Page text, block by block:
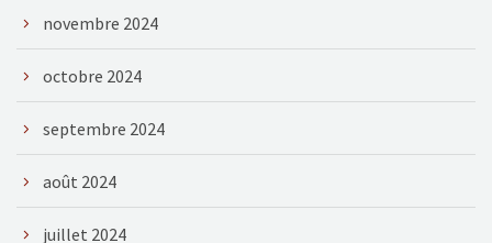
novembre 2024
octobre 2024
septembre 2024
août 2024
juillet 2024